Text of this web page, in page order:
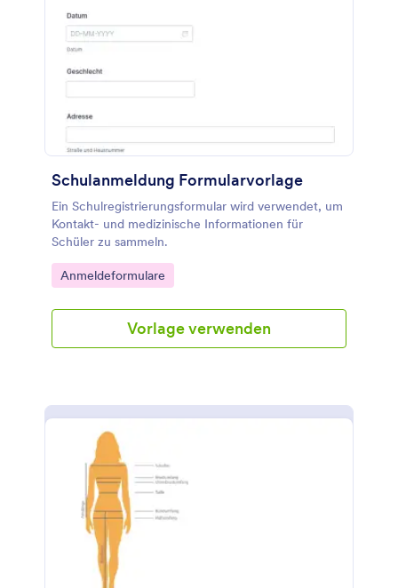
Schulanmeldung Formularvorlage
Ein Schulregistrierungsformular wird verwendet, um
Kontakt- und medizinische Informationen für
Schüler zu sammeln.
Go to Category:
Anmeldeformulare
Vorlage verwenden